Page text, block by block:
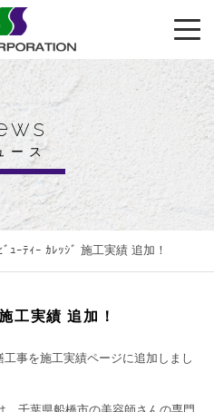
ース
ﾞｭｰﾃｨｰ ｶﾚｯｼﾞ 施工実績 追加！
工実績 追加！
事を施工実績ページに追加しまし